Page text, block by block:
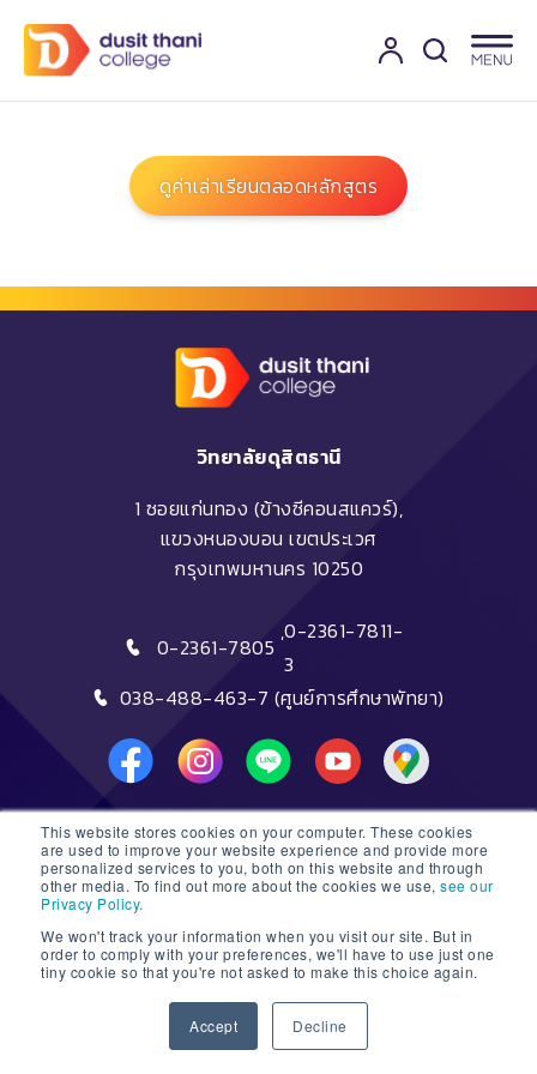
This website stores cookies on your computer. These cookies
are used to improve your website experience and provide more
personalized services to you, both on this website and through
other media. To find out more about the cookies we use, see our
Privacy Policy.
We won't track your information when you visit our site. But in
order to comply with your preferences, we'll have to use just one
tiny cookie so that you're not asked to make this choice again.
Accept Decline
ดูค่าเล่าเรียนตลอดหลักสูตร
วิทยาลัยดุสิตธานี
1 ซอยแก่นทอง (ข้างซีคอนสแควร์),
แขวงหนองบอน เขตประเวศ
กรุงเทพมหานคร 10250
0-2361-7805
,0-2361-7811-
3
038-488-463-7 (ศูนย์การศึกษาพัทยา)
DTC HOTLINE
FAQs
ติดต่อฝ่ายรับสมัครหลักสูตรระยะสั้น
ติดต่อฝ่ายรับสมัครหลักสูตรปริญญา
© 2026 Dusit Thani College |